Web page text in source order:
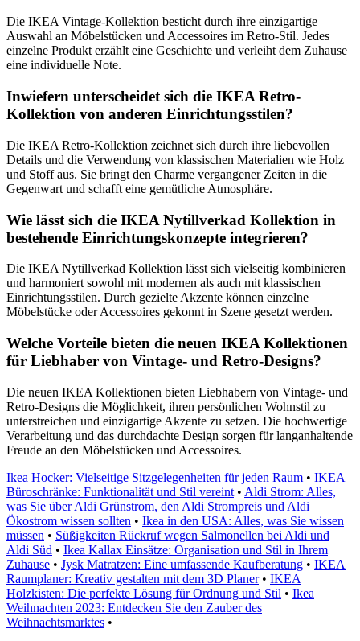
Die IKEA Vintage-Kollektion besticht durch ihre einzigartige
Auswahl an Möbelstücken und Accessoires im Retro-Stil. Jedes
einzelne Produkt erzählt eine Geschichte und verleiht dem Zuhause
eine individuelle Note.
Inwiefern unterscheidet sich die IKEA Retro-
Kollektion von anderen Einrichtungsstilen?
Die IKEA Retro-Kollektion zeichnet sich durch ihre liebevollen
Details und die Verwendung von klassischen Materialien wie Holz
und Stoff aus. Sie bringt den Charme vergangener Zeiten in die
Gegenwart und schafft eine gemütliche Atmosphäre.
Wie lässt sich die IKEA Nytillverkad Kollektion in
bestehende Einrichtungskonzepte integrieren?
Die IKEA Nytillverkad Kollektion lässt sich vielseitig kombinieren
und harmoniert sowohl mit modernen als auch mit klassischen
Einrichtungsstilen. Durch gezielte Akzente können einzelne
Möbelstücke oder Accessoires gekonnt in Szene gesetzt werden.
Welche Vorteile bieten die neuen IKEA Kollektionen
für Liebhaber von Vintage- und Retro-Designs?
Die neuen IKEA Kollektionen bieten Liebhabern von Vintage- und
Retro-Designs die Möglichkeit, ihren persönlichen Wohnstil zu
unterstreichen und einzigartige Akzente zu setzen. Die hochwertige
Verarbeitung und das durchdachte Design sorgen für langanhaltende
Freude an den Möbelstücken und Accessoires.
Ikea Hocker: Vielseitige Sitzgelegenheiten für jeden Raum • IKEA
Büroschränke: Funktionalität und Stil vereint • Aldi Strom: Alles,
was Sie über Aldi Grünstrom, den Aldi Strompreis und Aldi
Ökostrom wissen sollten • Ikea in den USA: Alles, was Sie wissen
müssen • Süßigkeiten Rückruf wegen Salmonellen bei Aldi und
Aldi Süd • Ikea Kallax Einsätze: Organisation und Stil in Ihrem
Zuhause • Jysk Matratzen: Eine umfassende Kaufberatung • IKEA
Raumplaner: Kreativ gestalten mit dem 3D Planer• IKEA
Holzkisten: Die perfekte Lösung für Ordnung und Stil • Ikea
Weihnachten 2023: Entdecken Sie den Zauber des
Weihnachtsmarktes •